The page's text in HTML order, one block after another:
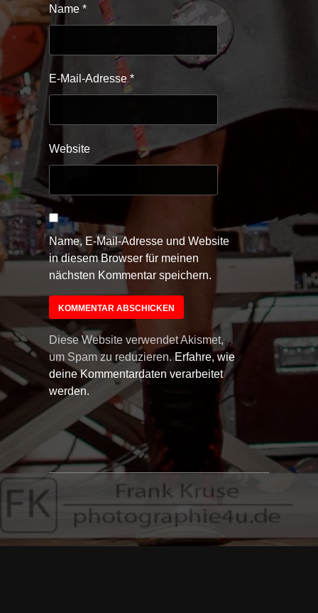
Name *
E-Mail-Adresse*
Website
Name, E-Mail-Adresse und Website
in diesem Browser für meinen
nächsten Kommentar speichern.
Diese Website verwendet Akismet,
um Spam zu reduzieren.Erfahre, wie
deine Kommentardaten verarbeitet
werden.